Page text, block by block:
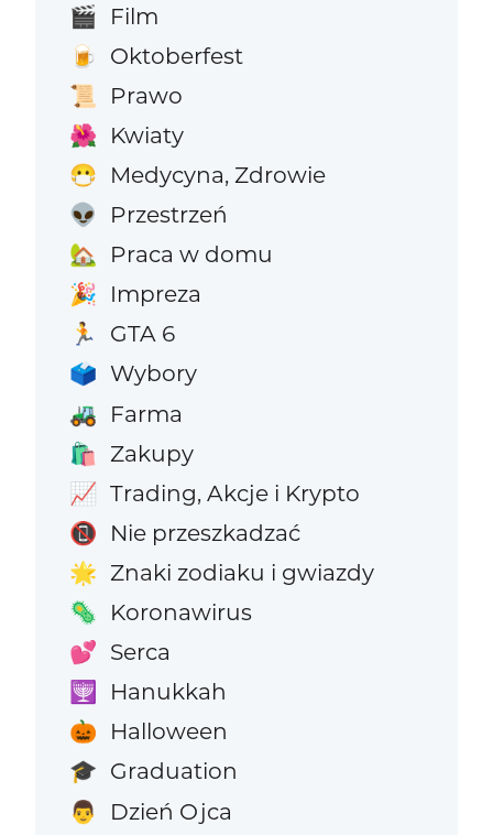
🎬 Film
🍺 Oktoberfest
📜 Prawo
🌺 Kwiaty
😷 Medycyna, Zdrowie
👽 Przestrzeń
🏡 Praca w domu
🎉 Impreza
🏃 GTA 6
🗳️ Wybory
🚜 Farma
🛍️ Zakupy
📈 Trading, Akcje i Krypto
📵 Nie przeszkadzać
🌟 Znaki zodiaku i gwiazdy
🦠 Koronawirus
💕 Serca
🕎 Hanukkah
🎃 Halloween
🎓 Graduation
👨 Dzień Ojca